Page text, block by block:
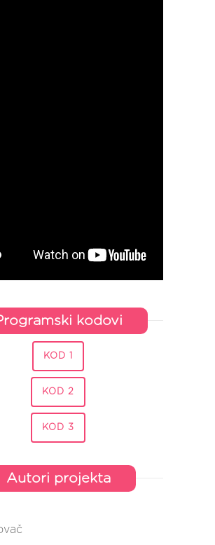
kodovi
KOD 1
KOD 2
KOD 3
Autori projekta